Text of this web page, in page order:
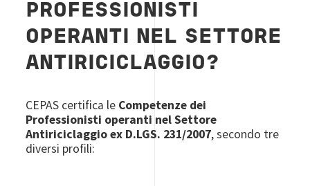
PROFESSIONISTI
OPERANTI NEL SETTORE
ANTIRICICLAGGIO?
CEPAS certifica le Competenze dei
Professionisti operanti nel Settore
Antiriciclaggio ex D.LGS. 231/2007, secondo tre
diversi profili: